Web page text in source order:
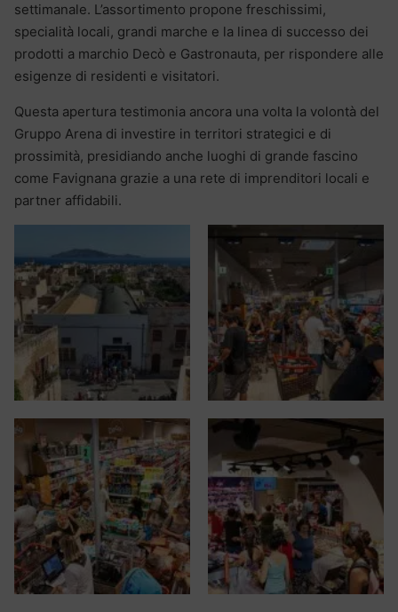
settimanale. L’assortimento propone freschissimi,
specialità locali, grandi marche e la linea di successo dei
prodotti a marchio Decò e Gastronauta, per rispondere alle
esigenze di residenti e visitatori.
Questa apertura testimonia ancora una volta la volontà del
Gruppo Arena di investire in territori strategici e di
prossimità, presidiando anche luoghi di grande fascino
come Favignana grazie a una rete di imprenditori locali e
partner affidabili.